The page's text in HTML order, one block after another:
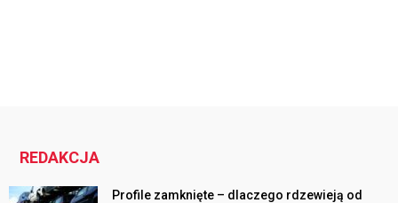
REDAKCJA
Profile zamknięte – dlaczego rdzewieją od